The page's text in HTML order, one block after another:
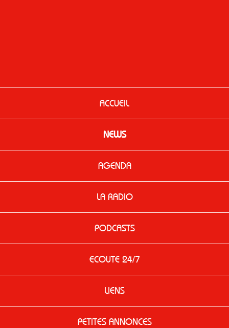
ACCUEIL
NEWS
AGENDA
LA RADIO
PODCASTS
ECOUTE 24/7
LIENS
PETITES ANNONCES